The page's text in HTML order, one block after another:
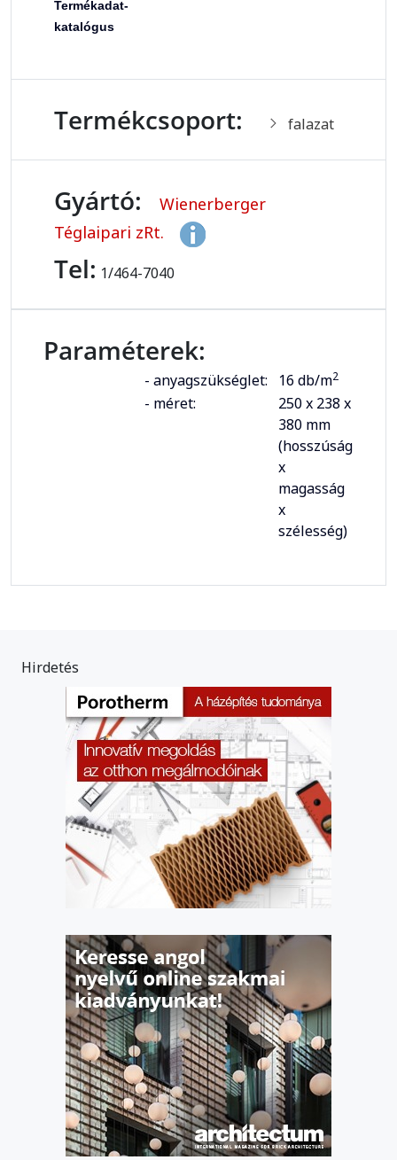
Termékadat-
katalógus
Termékcsoport: falazat
Gyártó:
Wienerberger
Téglaipari zRt.
Tel: 1/464-7040
Paraméterek:
- anyagszükséglet: 16 db/m2
- méret:
250 x 238 x
380 mm
(hosszúság
x
magasság
x
szélesség)
Hirdetés